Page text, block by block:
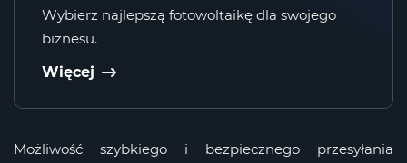
Wybierz najlepszą fotowoltaikę dla swojego
biznesu.
Więcej
Możliwość szybkiego i bezpiecznego przesyłania